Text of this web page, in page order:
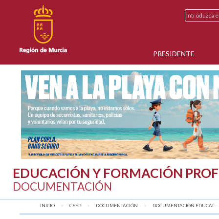
PRESIDENTE
EDUCACIÓN Y FORMACIÓN
DOCUMENTACIÓN
INICIO CEFP DOCUMENTACIÓN DOCUMENTACIÓN EDUCAT...